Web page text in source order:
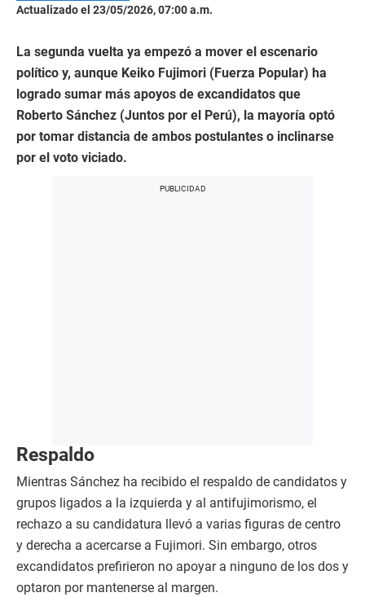
Actualizado el 23/05/2026, 07:00 a.m.
La segunda vuelta ya empezó a mover el escenario
político y, aunque Keiko Fujimori (Fuerza Popular) ha
logrado sumar más apoyos de excandidatos que
Roberto Sánchez (Juntos por el Perú), la mayoría optó
por tomar distancia de ambos postulantes o inclinarse
por el voto viciado.
Respaldo
Mientras Sánchez ha recibido el respaldo de candidatos y
grupos ligados a la izquierda y al antifujimorismo, el
rechazo a su candidatura llevó a varias figuras de centro
y derecha a acercarse a Fujimori. Sin embargo, otros
excandidatos prefirieron no apoyar a ninguno de los dos y
optaron por mantenerse al margen.